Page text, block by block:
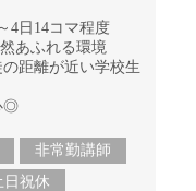
4日14コマ程度
あふれる環境
距離が近い学校生
◎
非常勤講師
日祝休